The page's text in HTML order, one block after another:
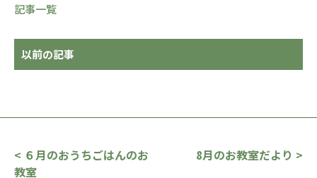
記事一覧
以前の記事
< ６月のおうちごはんのお
教室
8月のお教室だより >